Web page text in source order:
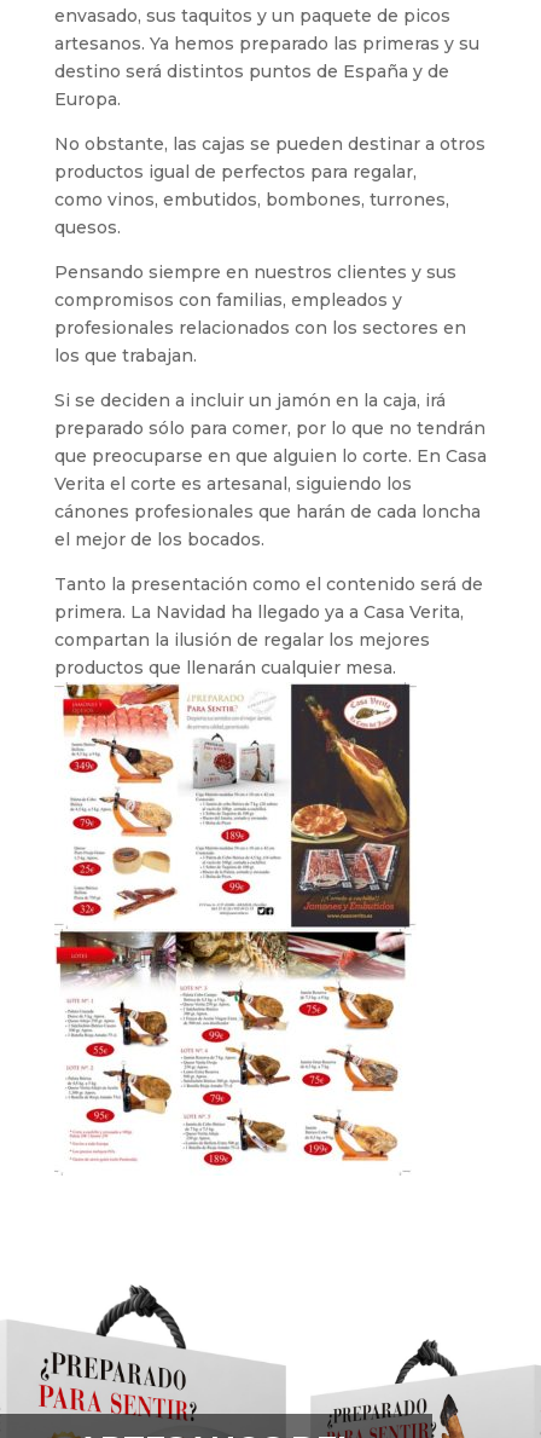
envasado, sus taquitos y un paquete de picos
artesanos. Ya hemos preparado las primeras y su
destino será distintos puntos de España y de
Europa.
No obstante, las cajas se pueden destinar a otros
productos igual de perfectos para regalar,
como vinos, embutidos, bombones, turrones,
quesos.
Pensando siempre en nuestros clientes y sus
compromisos con familias, empleados y
profesionales relacionados con los sectores en
los que trabajan.
Si se deciden a incluir un jamón en la caja, irá
preparado sólo para comer, por lo que no tendrán
que preocuparse en que alguien lo corte. En Casa
Verita el corte es artesanal, siguiendo los
cánones profesionales que harán de cada loncha
el mejor de los bocados.
Tanto la presentación como el contenido será de
primera. La Navidad ha llegado ya a Casa Verita,
compartan la ilusión de regalar los mejores
productos que llenarán cualquier mesa.